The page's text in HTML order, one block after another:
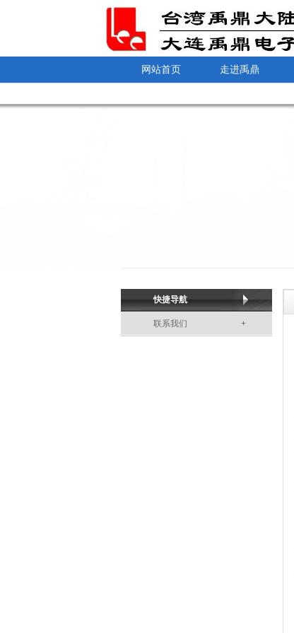
网站首页 走进禹鼎
快捷导航
联系我们 +